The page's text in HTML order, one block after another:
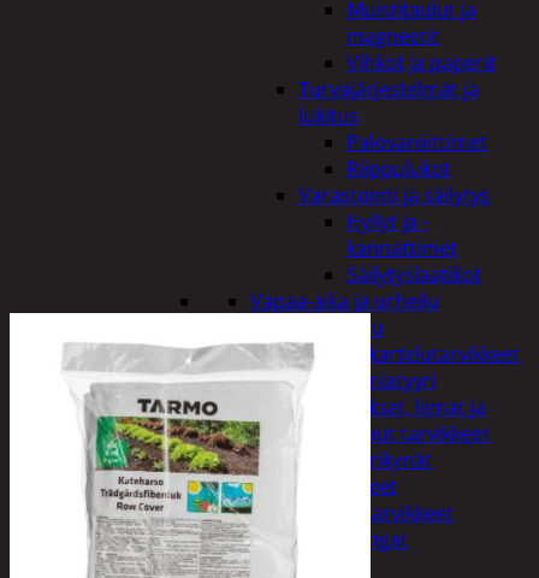
Muistitaulut ja
magneetit
Vihkot ja paperit
Turvajärjestelmät ja
lukitus
Palovaroittimet
Riippulukot
Varastointi ja säilytys
Hyllyt ja -
kannattimet
Säilytyslaatikot
Vapaa-aika ja urheilu
Askartelu
Askartelutarvikkeet
Miniatyyri
Sakset, liimat ja
muut tarvikkeet
Värikynät
Harrasteet
Käsityötarvikkeet
Langat